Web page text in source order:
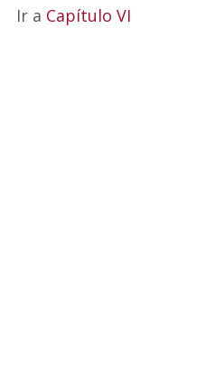
Ir a Capítulo VI